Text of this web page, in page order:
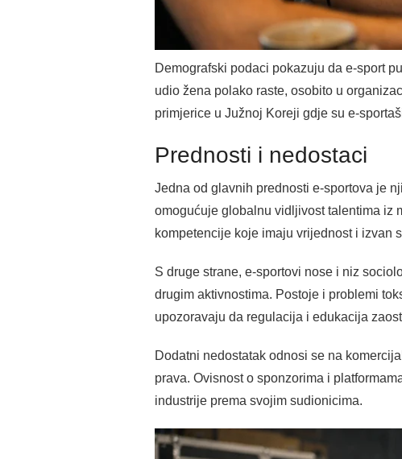
Demografski podaci pokazuju da e-sport
udio žena polako raste, osobito u
primjerice u Južnoj Koreji gdje su e-
Prednosti i nedostaci
Jedna od glavnih prednosti e-sportova je
omogućuje globalnu vidljivost talentima iz
kompetencije koje imaju vrijednost i izvan
S druge strane, e-sportovi nose i niz
drugim aktivnostima. Postoje i problemi
upozoravaju da regulacija i edukacija
Dodatni nedostatak odnosi se na
prava. Ovisnost o sponzorima i
industrije prema svojim sudionicima.